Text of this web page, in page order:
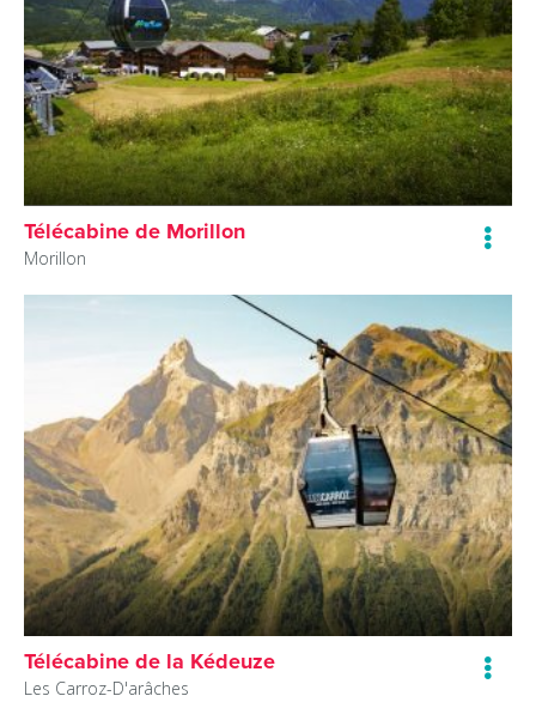
Télécabine de Morillon
Morillon
Télécabine de la Kédeuze
Les Carroz-D'arâches